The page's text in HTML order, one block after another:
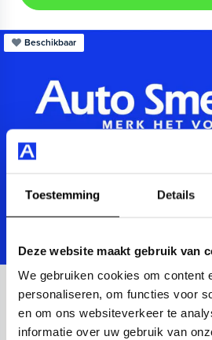
Toestemming Details
Deze website maakt gebruik van
We gebruiken cookies om content
personaliseren, om functies voor
en om ons websiteverkeer te
informatie over uw gebruik van
Beschikbaar
Audi A3
Sportback 40 TFSIe Advanced